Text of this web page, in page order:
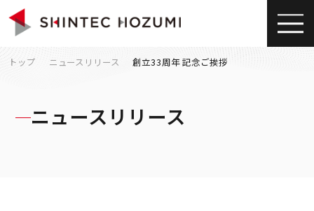
ニュースリリース
トップ ニュースリリース 創立33周年 記念ご挨拶